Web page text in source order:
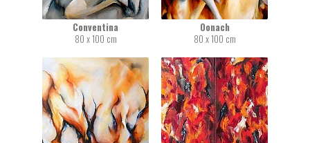
Conventina
80 x 100 cm
Oonach
80 x 100 cm